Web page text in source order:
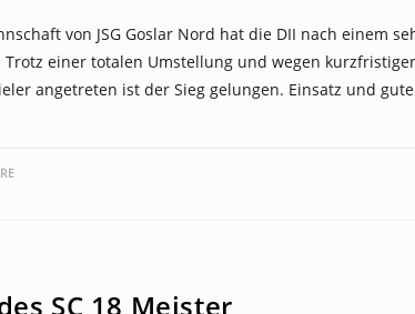
von JSG Goslar Nord hat die DII nach einem
Trotz einer totalen Umstellung und wegen
angetreten ist der Sieg gelungen. Einsatz und
SC 18 Meister